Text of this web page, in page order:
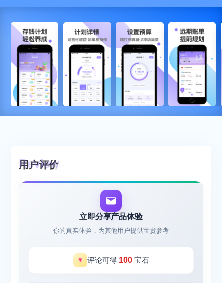
用户评价
立即分享产品体验
你的真实体验，为其他用户提供宝贵参考
评论可得 100宝石